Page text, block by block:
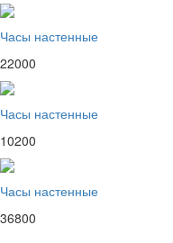
Часы настенные
22000
Часы настенные
10200
Часы настенные
36800